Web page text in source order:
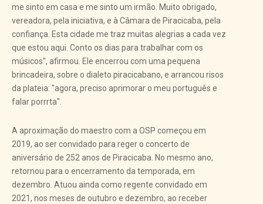
me sinto em casa e me sinto um irmão. Muito obrigado,
vereadora, pela iniciativa, e à Câmara de Piracicaba, pela
confiança. Esta cidade me traz muitas alegrias a cada vez
que estou aqui. Conto os dias para trabalhar com os
músicos", afirmou. Ele encerrou com uma pequena
brincadeira, sobre o dialeto piracicabano, e arrancou risos
da plateia: "agora, preciso aprimorar o meu português e
falar porrrta".
A aproximação do maestro com a OSP começou em
2019, ao ser convidado para reger o concerto de
aniversário de 252 anos de Piracicaba. No mesmo ano,
retornou para o encerramento da temporada, em
dezembro. Atuou ainda como regente convidado em
2021, nos meses de outubro e dezembro, ao receber